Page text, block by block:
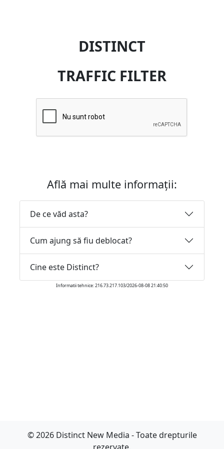
DISTINCT
TRAFFIC FILTER
Află mai multe informații:
De ce văd asta?
Cum ajung să fiu deblocat?
Cine este Distinct?
Informatii tehnice: 216.73.217.103/2026-08-08 21:40:50
© 2026 Distinct New Media - Toate drepturile